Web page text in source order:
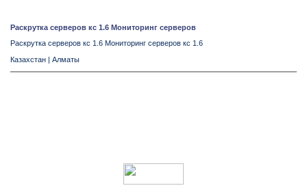
Раскрутка серверов кс 1.6 Мониторинг серверов
Раскрутка серверов кс 1.6 Мониторинг серверов кс 1.6
Казахстан | Алматы